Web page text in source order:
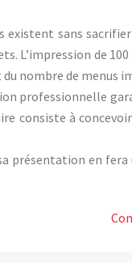
sans
L’impression de
nombre de menus
professionnelle
consiste à
présentation en